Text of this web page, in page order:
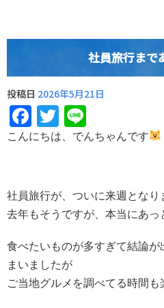
社員旅行まで
投稿日 2026年5月21日
Facebook
Twitter
こんにちは、でんちゃんです
社員旅行が、ついに来週となり
去年もそうですが、本当にあっ
食べたいものが多すぎて結論
まいましたが
ご当地グルメを調べてる時間も